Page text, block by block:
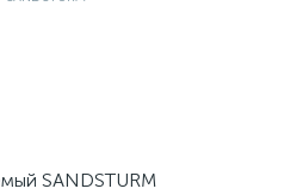
SANDSTURM